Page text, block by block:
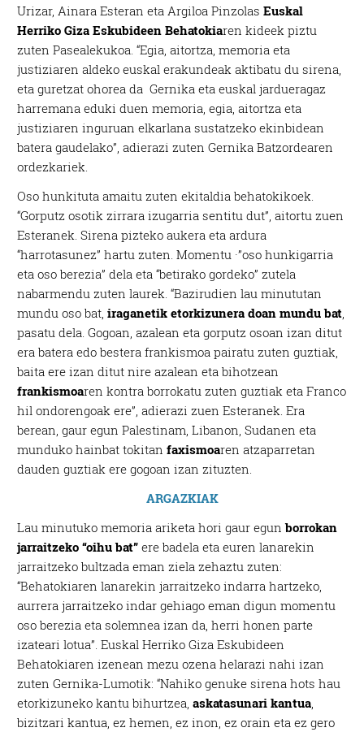
Urizar, Ainara Esteran eta Argiloa PinzolasEuskal
Herriko Giza Eskubideen Behatokiaren kideek piztu
zuten Pasealekukoa. “Egia, aitortza, memoria eta
justiziaren aldeko euskal erakundeak aktibatu du sirena,
eta guretzat ohorea da Gernika eta euskal jardueragaz
harremana eduki duen memoria, egia, aitortza eta
justiziaren inguruan elkarlana sustatzeko ekinbidean
batera gaudelako”, adierazi zuten Gernika Batzordearen
ordezkariek.
Oso hunkituta amaitu zuten ekitaldia behatokikoek.
“Gorputz osotik zirrara izugarria sentitu dut”, aitortu zuen
Esteranek. Sirena pizteko aukera eta ardura
“harrotasunez” hartu zuten. Momentu ·”oso hunkigarria
eta oso berezia” dela eta “betirako gordeko” zutela
nabarmendu zuten laurek. “Bazirudien lau minututan
mundu oso bat,iraganetik etorkizunera doan mundu bat
pasatu dela. Gogoan, azalean eta gorputz osoan izan ditut
era batera edo bestera frankismoa pairatu zuten guztiak,
baita ere izan ditut nire azalean eta bihotzean
frankismoaren kontra borrokatu zuten guztiak eta Franco
hil ondorengoak ere”, adierazi zuen Esteranek. Era
berean, gaur egun Palestinam, Libanon, Sudanen eta
munduko hainbat tokitan faxismoaren atzaparretan
dauden guztiak ere gogoan izan zituzten.
ARGAZKIAK
Lau minutuko memoria ariketa hori gaur egun borrokan
jarraitzeko “oihu bat” ere badela eta euren lanarekin
jarraitzeko bultzada eman ziela zehaztu zuten:
“Behatokiaren lanarekin jarraitzeko indarra hartzeko,
aurrera jarraitzeko indar gehiago eman digun momentu
oso berezia eta solemnea izan da, herri honen parte
izateari lotua”. Euskal Herriko Giza Eskubideen
Behatokiaren izenean mezu ozena helarazi nahi izan
zuten Gernika-Lumotik: “Nahiko genuke sirena hots hau
etorkizuneko kantu bihurtzea,askatasunari kantua
bizitzari kantua, ez hemen, ez inon, ez orain eta ez gero